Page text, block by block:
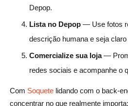
Depop.
Lista no Depop — Use fotos
descrição humana e seja
Comercialize sua loja—
redes sociais e acompanhe o
Com Soquete lidando com o back-
concentrar no que realmente